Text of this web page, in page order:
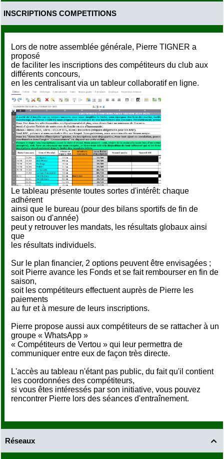
INSCRIPTIONS COMPETITIONS
Lors de notre assemblée générale, Pierre TIGNER a
proposé
de faciliter les inscriptions des compétiteurs du club aux
différents concours,
en les centralisant via un tableur collaboratif en ligne.
Le tableau présente toutes sortes d'intérêt: chaque
adhérent
ainsi que le bureau (pour des bilans sportifs de fin de
saison ou d'année)
peut y retrouver les mandats, les résultats globaux ainsi
que
les résultats individuels.
Sur le plan financier, 2 options peuvent être envisagées ;
soit Pierre avance les Fonds et se fait rembourser en fin de
saison,
soit les compétiteurs effectuent auprès de Pierre les
paiements
au fur et à mesure de leurs inscriptions.
Pierre propose aussi aux compétiteurs de se rattacher à un
groupe « WhatsApp »
« Compétiteurs de Vertou » qui leur permettra de
communiquer entre eux de façon très directe.
L'accès au tableau n'étant pas public, du fait qu'il contient
les coordonnées des compétiteurs,
si vous êtes intéressés par son initiative, vous pouvez
rencontrer Pierre lors des séances d'entraînement.

Réseaux